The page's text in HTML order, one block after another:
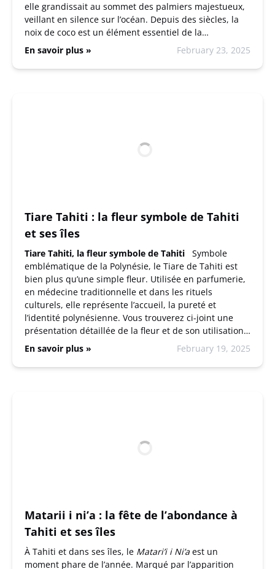
elle grandissait au sommet des palmiers majestueux,
veillant en silence sur l’océan. Depuis des siècles, la
noix de coco est un élément essentiel de la…
En savoir plus »
February 23, 2025
Tiare Tahiti : la fleur symbole de Tahiti
et ses îles
Tiare Tahiti, la fleur symbole de Tahiti Symbole
emblématique de la Polynésie, le Tiare de Tahiti est
bien plus qu’une simple fleur. Utilisée en parfumerie,
en médecine traditionnelle et dans les rituels
culturels, elle représente l’accueil, la pureté et
l’identité polynésienne. Vous trouverez ci-joint une
présentation détaillée de la fleur et de son utilisation…
En savoir plus »
February 19, 2025
Matarii i ni’a : la fête de l’abondance à
Tahiti et ses îles
À Tahiti et dans ses îles, le Matari’i i Ni’a est un
moment phare de l’année. Marqué par l’apparition